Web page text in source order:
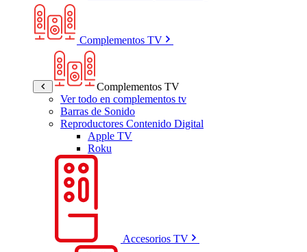
Complementos TV
Complementos TV
Ver todo en complementos tv
Barras de Sonido
Reproductores Contenido Digital
Apple TV
Roku
Accesorios TV